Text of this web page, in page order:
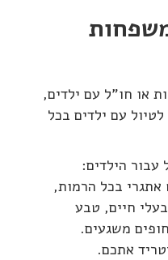
או חו"ל עם ילדים,
עם ילדים בכל
הילדים:
אתגרי בכל הרמות,
חיים, טבע
משגעים.
אתכם.